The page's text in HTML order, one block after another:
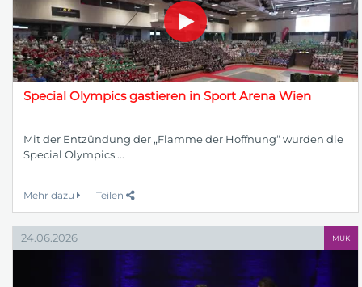
Special Olympics gastieren in Sport Arena Wien
Mit der Entzündung der „Flamme der Hoffnung“ wurden die
Special Olympics ...
Mehr dazu Teilen
24.06.2026 MUK